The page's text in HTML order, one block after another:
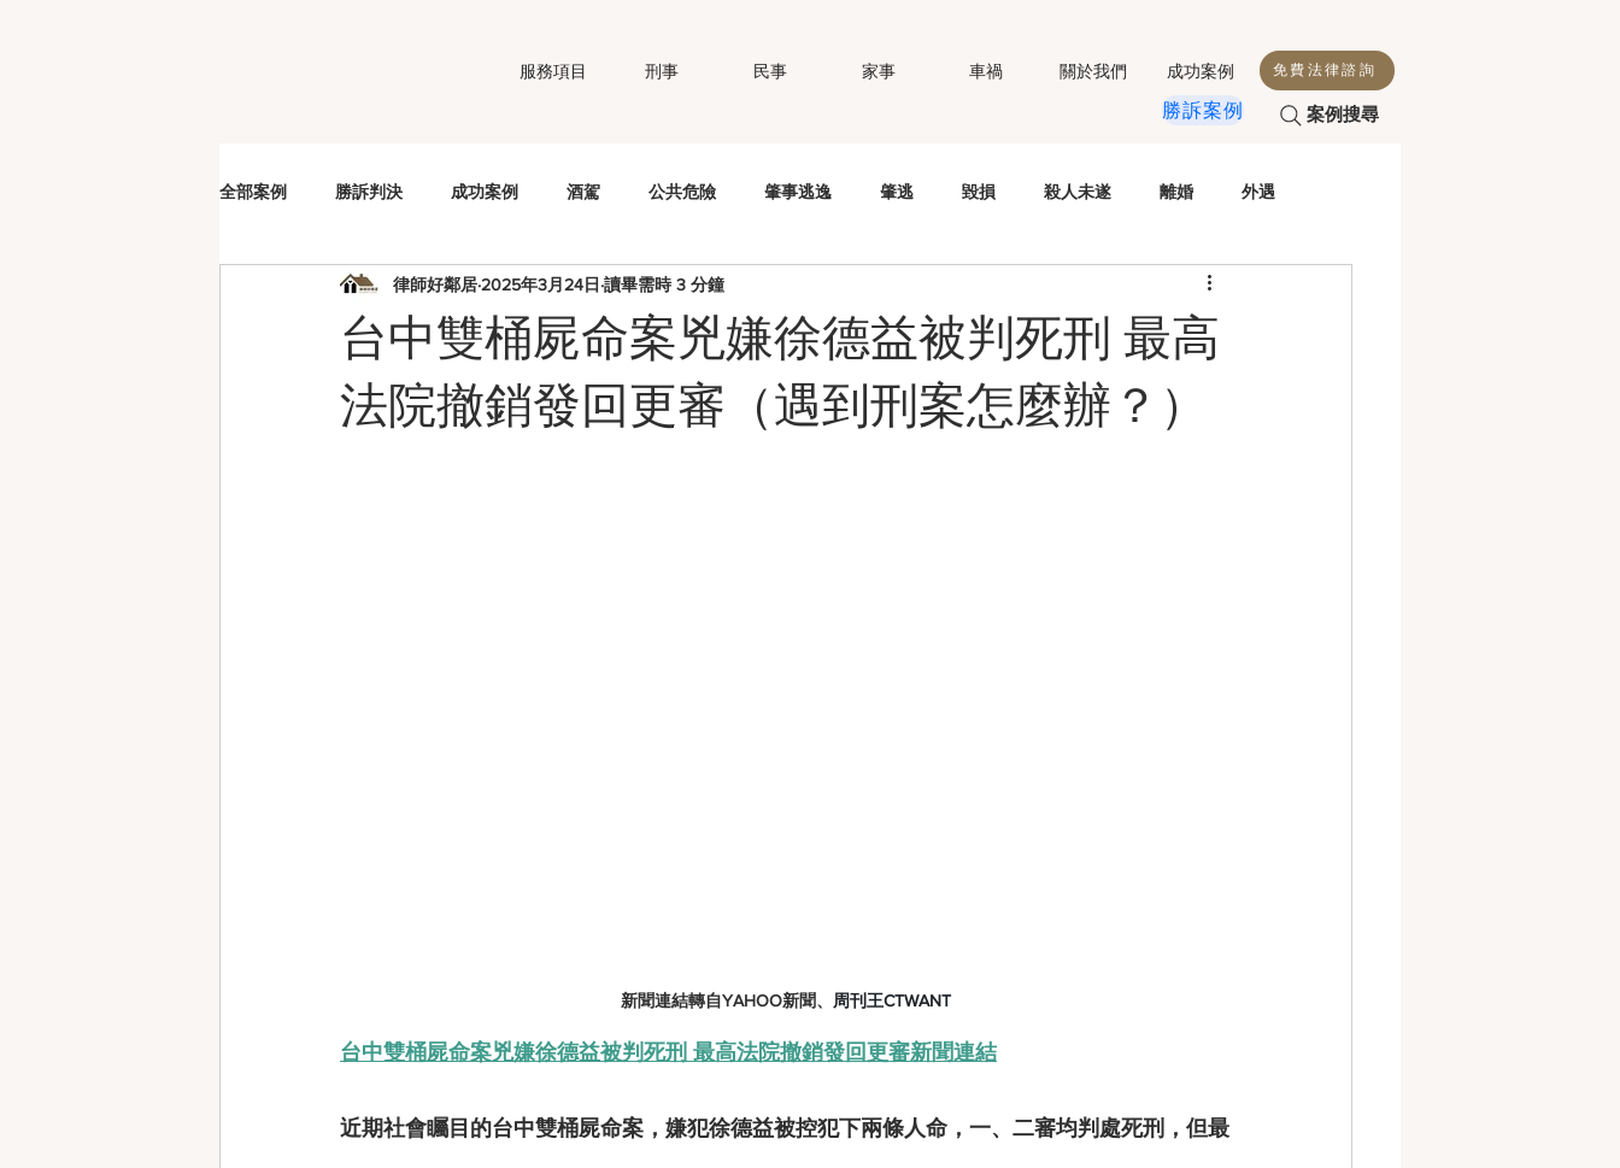
服務項目 刑事 民事 家事 車禍 關於我們 成功案例
勝訴案例
免費法律諮詢
案例搜尋
全部案例 勝訴判決 成功案例 酒駕 公共危險 肇事逃逸 肇逃 毀損 殺人未遂 離婚 外遇
車手 詐欺 洗錢 竊盜 妨害秘密 侵害配偶權
妨害性自主 夫妻剩餘財產分配 職場霸凌 智慧財產權 商標權 偽造文書 強制性交 毒駕
台中雙桶屍命案兇嫌徐德益被判死刑 最高
法院撤銷發回更審（遇到刑案怎麼辦？）
律師好鄰居2025年3月24日 讀畢需時 3 分鐘
新聞連結轉自YAHOO新聞、 周刊王CTWANT
台中雙桶屍命案兇嫌徐德益被判死刑 最高法院撤銷發回更審新聞連結
近期社會矚目的台中雙桶屍命案 ，嫌犯徐德益被控犯下兩條人命，一、二審均判處死刑，但最